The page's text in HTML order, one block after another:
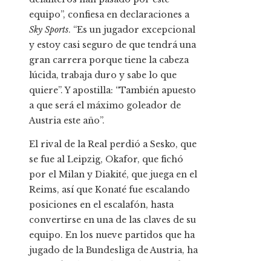
equipo”, confiesa en declaraciones a
Sky Sports. “Es un jugador excepcional
y estoy casi seguro de que tendrá una
gran carrera porque tiene la cabeza
lúcida, trabaja duro y sabe lo que
quiere”. Y apostilla: “También apuesto
a que será el máximo goleador de
Austria este año”.
El rival de la Real perdió a Sesko, que
se fue al Leipzig, Okafor, que fichó
por el Milan y Diakité, que juega en el
Reims, así que Konaté fue escalando
posiciones en el escalafón, hasta
convertirse en una de las claves de su
equipo. En los nueve partidos que ha
jugado de la Bundesliga de Austria, ha